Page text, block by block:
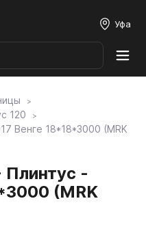
Уфа
120
Венге 18*18*3000 (MRK
Плинтус -
(MRK